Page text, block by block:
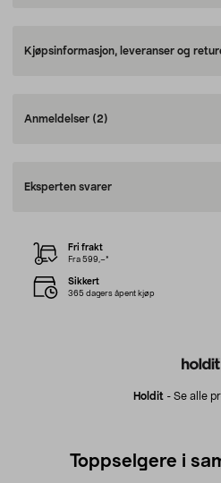
Kjøpsinformasjon, leveranser og
Anmeldelser (2)
Eksperten svarer
Holdit - Se alle
Fri frakt
Fra 599,–*
Sikkert
365 dagers åpent kjøp
Toppselgere i